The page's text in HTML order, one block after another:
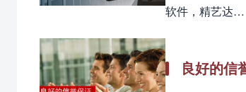
软件，精艺达…
良好的信